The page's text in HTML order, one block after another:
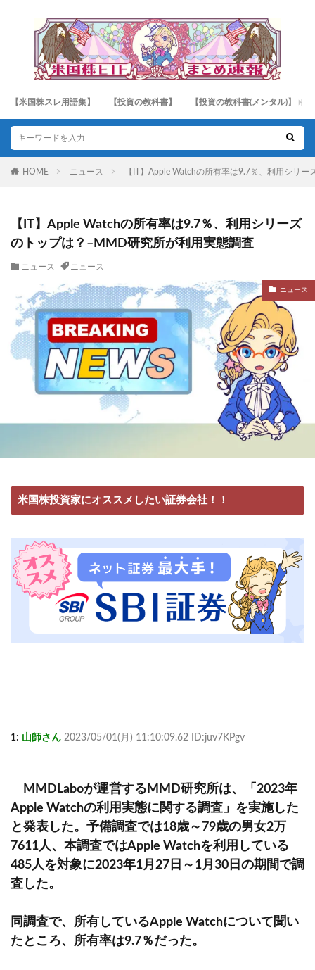
【米国株スレ用語集】 【投資の教科書】 【投資の教科書(メンタル)】
HOME ニュース 【IT】Apple Watchの所有率は9.7％、利用シリ
【IT】Apple Watchの所有率は9.7％、利用シリーズ
のトップは？–MMD研究所が利用実態調査
ニュース ニュース
ニュース
米国株投資家にオススメしたい証券会社！！
1: 山師さん 2023/05/01(月) 11:10:09.62 ID:juv7KPgv
MMDLaboが運営するMMD研究所は、「2023年
Apple Watchの利用実態に関する調査」を実施した
と発表した。予備調査では18歳～79歳の男女2万
7611人、本調査ではApple Watchを利用している
485人を対象に2023年1月27日～1月30日の期間で調
査した。
同調査で、所有しているApple Watchについて聞い
たところ、所有率は9.7％だった。